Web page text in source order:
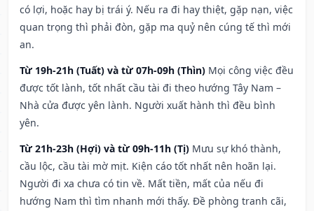
có lợi, hoặc hay bị trái ý. Nếu ra đi hay thiệt, gặp nạn, việc
quan trọng thì phải đòn, gặp ma quỷ nên cúng tế thì mới
an.
Từ 19h-21h (Tuất) và từ 07h-09h (Thìn) Mọi công việc đều
được tốt lành, tốt nhất cầu tài đi theo hướng Tây Nam –
Nhà cửa được yên lành. Người xuất hành thì đều bình
yên.
Từ 21h-23h (Hợi) và từ 09h-11h (Tị) Mưu sự khó thành,
cầu lộc, cầu tài mờ mịt. Kiện cáo tốt nhất nên hoãn lại.
Người đi xa chưa có tin về. Mất tiền, mất của nếu đi
hướng Nam thì tìm nhanh mới thấy. Đề phòng tranh cãi,